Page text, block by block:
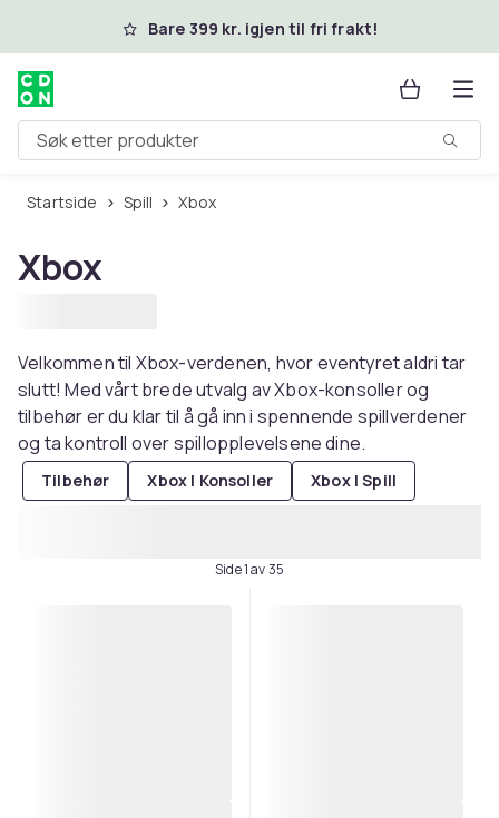
Hopp til hovedinnholdBare 399 kr. igjen til fri frakt!
Søk etter produkter
Startside Spill Xbox
Xbox
Velkommen til Xbox-verdenen, hvor eventyret aldri tar
slutt! Med vårt brede utvalg av Xbox-konsoller og
tilbehør er du klar til å gå inn i spennende spillverdener
og ta kontroll over spillopplevelsene dine.
Tilbehør Xbox | Konsoller Xbox | Spill
Side 1 av 35